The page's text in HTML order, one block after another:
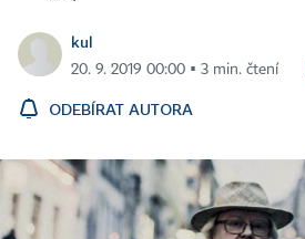
kul
20. 9. 2019 00:00 ▪ 3 min. čtení
ODEBÍRAT AUTORA